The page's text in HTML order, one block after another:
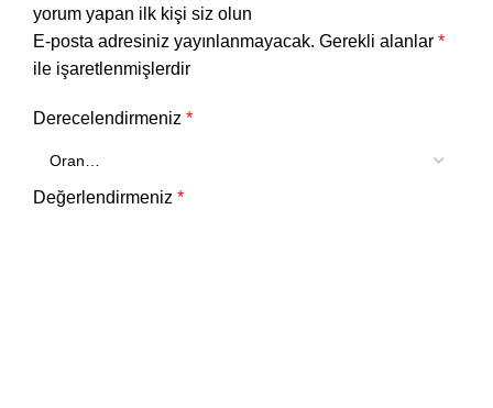
yorum yapan ilk kişi siz olun
E-posta adresiniz yayınlanmayacak. Gerekli alanlar *
ile işaretlenmişlerdir
Derecelendirmeniz *
Değerlendirmeniz *